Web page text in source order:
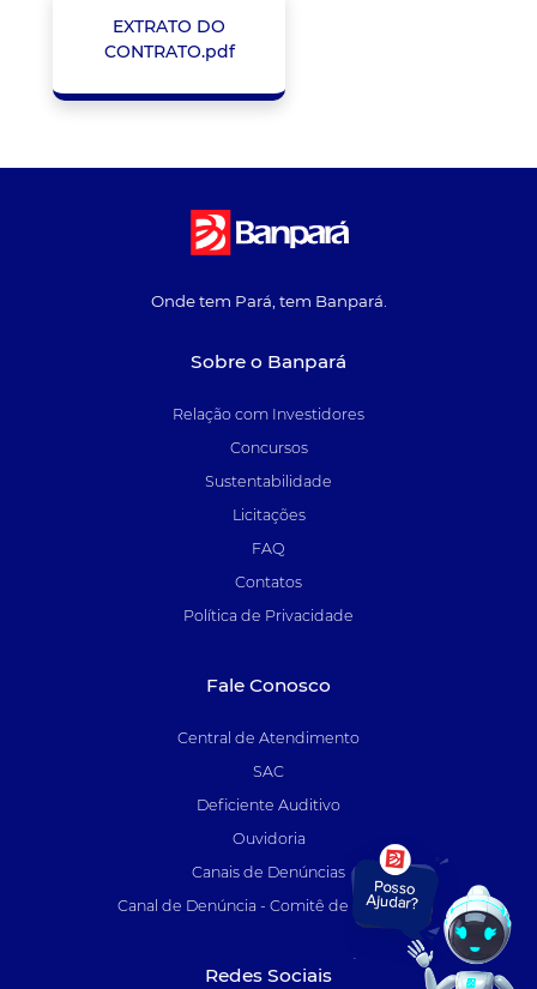
EXTRATO DO
CONTRATO.pdf
Onde tem Pará, tem Banpará.
Sobre o Banpará
Relação com Investidores
Concursos
Sustentabilidade
Licitações
FAQ
Contatos
Política de Privacidade
Fale Conosco
Central de Atendimento
SAC
Deficiente Auditivo
Ouvidoria
Canais de Denúncias
Canal de Denúncia - Comitê de Auditoria
Redes Sociais